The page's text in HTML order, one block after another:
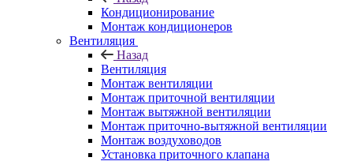
Кондиционирование
Монтаж кондиционеров
Вентиляция
Назад
Вентиляция
Монтаж вентиляции
Монтаж приточной вентиляции
Монтаж вытяжной вентиляции
Монтаж приточно-вытяжной вентиляции
Монтаж воздуховодов
Установка приточного клапана